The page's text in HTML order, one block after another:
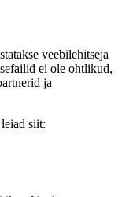
veebilehitseja
ei ole ohtlikud,
ja
siit: